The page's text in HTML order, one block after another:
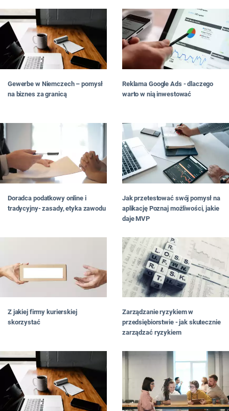
JAKI BIZNES PROWADZIĆ
W MIEŚCIE
DLA PAŃ
NA WSI
W INTERNECIE
#RATUJBIZNES
Gewerbe w Niemczech – pomysł
na biznes za granicą
Reklama Google Ads - dlaczego
warto w nią inwestować
Doradca podatkowy online i
tradycyjny- zasady, etyka zawodu
Jak przetestować swój pomysł na
aplikację Poznaj możliwości, jakie
daje MVP
Z jakiej firmy kurierskiej
skorzystać
Zarządzanie ryzykiem w
przedsiębiorstwie - jak skutecznie
zarządzać ryzykiem